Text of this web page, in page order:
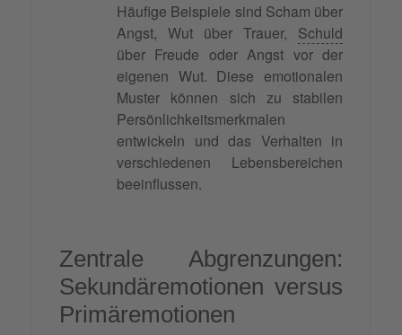
Häufige Beispiele sind Scham über
Angst, Wut über Trauer, Schuld
über Freude oder Angst vor der
eigenen Wut. Diese emotionalen
Muster können sich zu stabilen
Persönlichkeitsmerkmalen
entwickeln und das Verhalten in
verschiedenen Lebensbereichen
beeinflussen.
Zentrale Abgrenzungen:
Sekundäremotionen versus
Primäremotionen